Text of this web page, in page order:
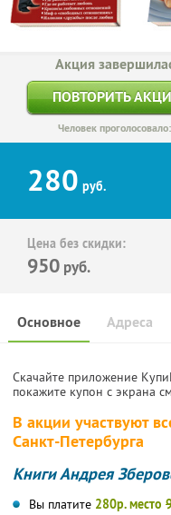
Акция
ПОВТОРИТЬ
Человек
280 руб.
Цена без скидки:
950 руб.
Основное Адреса
Скачайте приложение
покажите купон с экрана
В акции участвуют
Санкт-Петербурга
Книги Андрея
Вы платите 280р. место